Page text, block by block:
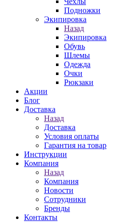
Подножки
Экипировка
Назад
Экипировка
Обувь
Шлемы
Одежда
Очки
Рюкзаки
Акции
Блог
Доставка
Назад
Доставка
Условия оплаты
Гарантия на товар
Инструкции
Компания
Назад
Компания
Новости
Сотрудники
Бренды
Контакты